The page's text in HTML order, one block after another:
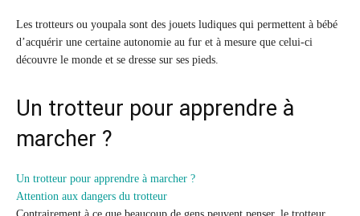
Les trotteurs ou youpala sont des jouets ludiques qui permettent à bébé
d’acquérir une certaine autonomie au fur et à mesure que celui-ci
découvre le monde et se dresse sur ses pieds.
Un trotteur pour apprendre à
marcher ?
Un trotteur pour apprendre à marcher ?
Attention aux dangers du trotteur